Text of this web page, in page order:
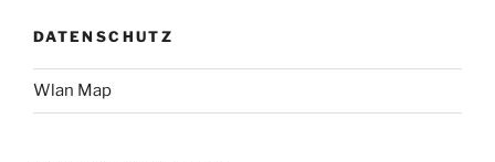
DATENSCHUTZ
Wlan Map